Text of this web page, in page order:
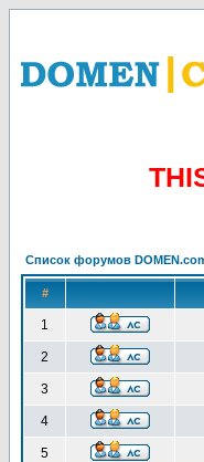
Список форумов
#
1
2
3
4
5